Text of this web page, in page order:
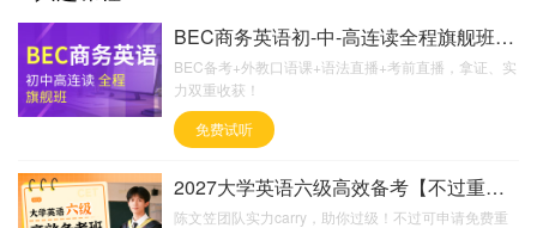
BEC商务英语初-中-高连读全程旗舰班【含外教口语
BEC备考+外教口语课+语法直播+考前直播，拿证、实
力双重收获！
免费试听
2027大学英语六级高效备考【不过重读班】
陈文笠团队实力carry，助你过级！不过可申请免费重